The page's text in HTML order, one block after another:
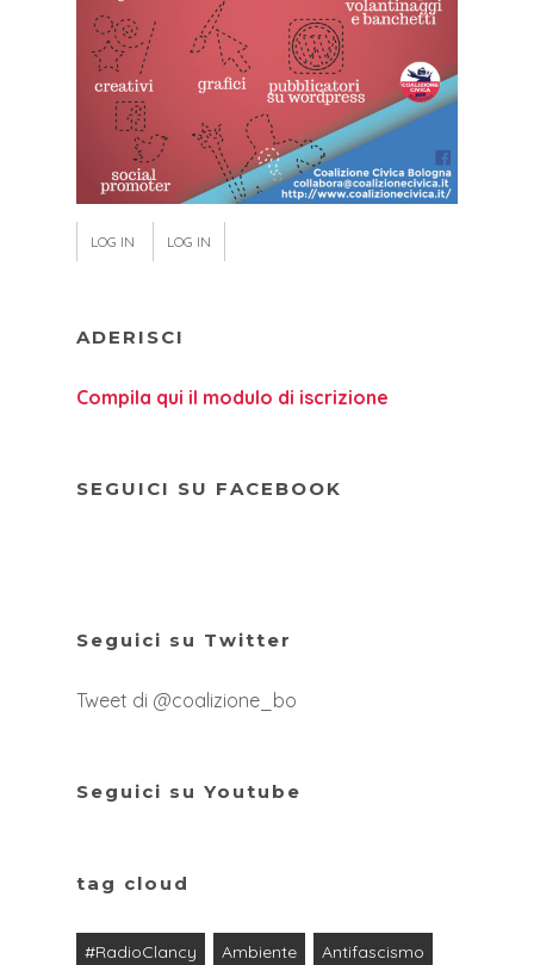
LOG IN LOG IN
ADERISCI
Compila qui il modulo di iscrizione
SEGUICI SU FACEBOOK
Seguici su Twitter
Tweet di @coalizione_bo
Seguici su Youtube
tag cloud
#RadioClancy Ambiente
Antifascismo